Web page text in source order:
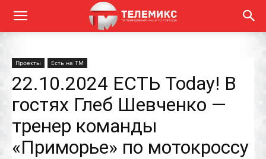
Проекты Есть на ТМ
22.10.2024 ЕСТЬ Today! В
гостях Глеб Шевченко —
тренер команды
«Приморье» по мотокроссу